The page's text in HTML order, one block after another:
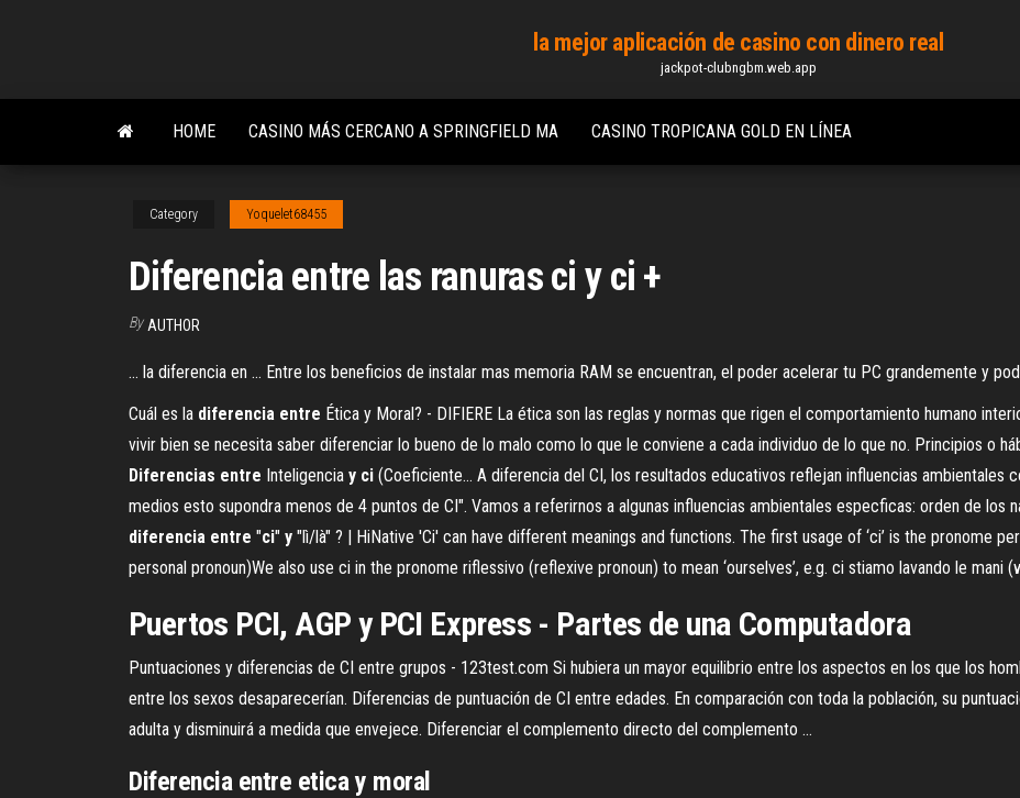
content
la mejor aplicación de casino con dinero real
jackpot-clubngbm.web.app
HOME CASINO MÁS CERCANO A SPRINGFIELD MA CASINO TROPICANA GOLD EN LÍNEA
Category Yoquelet68455
Diferencia entre las ranuras ci y ci +
By AUTHOR
... la diferencia en ... Entre los beneficios de instalar mas memoria RAM se encuentran, el poder acelerar tu PC grandemente y
Cuál es la diferencia entre Ética y Moral? - DIFIERE La ética son las reglas y normas que rigen el comportamiento humano
vivir bien se necesita saber diferenciar lo bueno de lo malo como lo que le conviene a cada individuo de lo que no. Principios o
Diferencias entre Inteligencia y ci (Coeficiente… A diferencia del CI, los resultados educativos reflejan influencias ambientales
medios esto supondra menos de 4 puntos de CI". Vamos a referirnos a algunas influencias ambientales especficas: orden de los
diferencia entre "ci" y "lì/là" ? | HiNative 'Ci' can have different meanings and functions. The first usage of ‘ci’ is the pronome
personal pronoun)We also use ci in the pronome riflessivo (reflexive pronoun) to mean ‘ourselves’, e.g. ci stiamo lavando le mani
Puertos PCI, AGP y PCI Express - Partes de una Computadora
Puntuaciones y diferencias de CI entre grupos - 123test.com Si hubiera un mayor equilibrio entre los aspectos en los que los
entre los sexos desaparecerían. Diferencias de puntuación de CI entre edades. En comparación con toda la población, su
adulta y disminuirá a medida que envejece. Diferenciar el complemento directo del complemento ...
Diferencia entre etica y moral